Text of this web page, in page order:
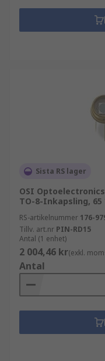
Sista RS lager
OSI
TO-8-Inkapsling, 65
RS-artikelnummer 176-
Tillv. art.nr PIN-RD15
Antal (1 enhet)
2 004,46 kr(exkl.
Antal